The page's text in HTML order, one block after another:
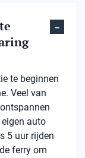
te beginnen
Veel van
auto
5 uur rijden
ferry om